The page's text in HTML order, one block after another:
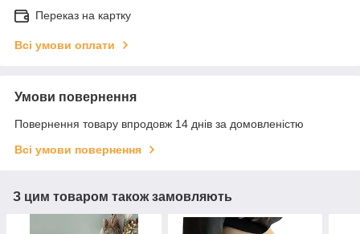
Переказ на картку
Всі умови оплати
Умови повернення
Повернення товару впродовж 14 днів за домовленістю
Всі умови повернення
З цим товаром також замовляють